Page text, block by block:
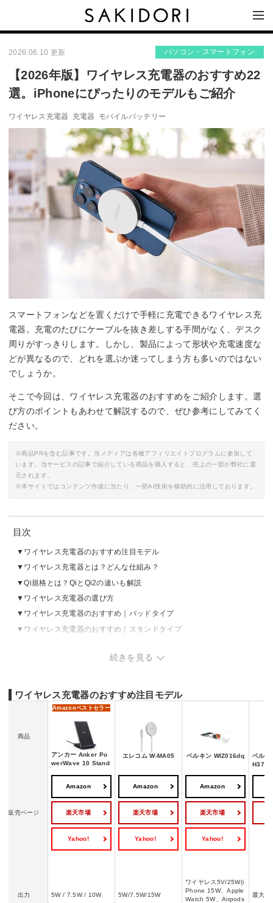
2026.06.10 更新 パソコン・スマートフォン
【2026年版】ワイヤレス充電器のおすすめ22
選。iPhoneにぴったりのモデルもご紹介
ワイヤレス充電器 充電器 モバイルバッテリー
By: elecom.co.jp
スマートフォンなどを置くだけで手軽に充電できるワイヤレス充
電器。充電のたびにケーブルを抜き差しする手間がなく、デスク
周りがすっきりします。しかし、製品によって形状や充電速度な
どが異なるので、どれを選ぶか迷ってしまう方も多いのではない
でしょうか。
そこで今回は、ワイヤレス充電器のおすすめをご紹介します。選
び方のポイントもあわせて解説するので、ぜひ参考にしてみてく
ださい。
※商品PRを含む記事です。当メディアは各種アフィリエイトプログラムに参加して
います。当サービスの記事で紹介している商品を購入すると、売上の一部が弊社に還
元されます。
※本サイトではコンテンツ作成に当たり、一部AI技術を補助的に活用しております。
目次
ワイヤレス充電器のおすすめ注目モデル
ワイヤレス充電器とは？どんな仕組み？
Qi規格とは？QiとQi2の違いも解説
ワイヤレス充電器の選び方
ワイヤレス充電器のおすすめ｜パッドタイプ
ワイヤレス充電器のおすすめ｜スタンドタイプ
ワイヤレス充電器のおすすめ｜モバイルバッテリータイプ
続きを見る
ワイヤレス充電器のおすすめ注目モデル
商品
Amazonベストセラー
アンカー Anker Po
werWave 10 Stand
エレコム W-MA05 ベルキン WIZ016dq
ベル
H37
販売ページ
Amazon
楽天市場
Yahoo!
Amazon
楽天市場
Yahoo!
Amazon
楽天市場
Yahoo!
出力 5W / 7.5W / 10W 5W/7.5W/15W
ワイヤレス5V/25W(i
Phone 15W、Apple
Watch 5W、Airpods
最大